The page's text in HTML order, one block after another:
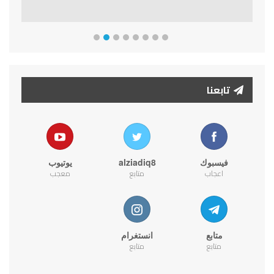
تابعنا
فيسبوك
اعجاب
alziadiq8
متابع
يوتيوب
معجب
متابع
متابع
انستغرام
متابع